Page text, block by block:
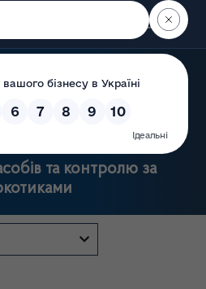
Пошук
України
та контролю за